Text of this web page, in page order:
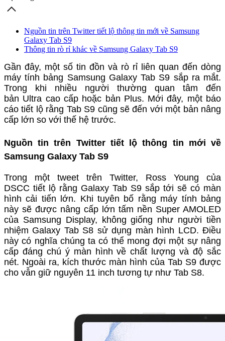
Nguồn tin trên Twitter tiết lộ thông tin mới về Samsung
Galaxy Tab S9
Thông tin rò rỉ khác về Samsung Galaxy Tab S9
Gần đây, một số tin đồn và rò rỉ liên quan đến dòng
máy tính bảng Samsung Galaxy Tab S9 sắp ra mắt.
Trong khi nhiều người thường quan tâm đến
bản Ultra cao cấp hoặc bản Plus. Mới đây, một báo
cáo tiết lộ rằng Tab S9 cũng sẽ đến với một bản nâng
cấp lớn so với thế hệ trước.
Nguồn tin trên Twitter tiết lộ thông tin mớivề
Samsung Galaxy Tab S9
Trong một tweet trên Twitter, Ross Young của
DSCC tiết lộ rằng Galaxy Tab S9 sắp tới sẽ có màn
hình cải tiến lớn. Khi tuyên bố rằng máy tính bảng
này sẽ được nâng cấp lớn tấm nền Super AMOLED
của Samsung Display, không giống như người tiền
nhiệm Galaxy Tab S8 sử dụng màn hình LCD. Điều
này có nghĩa chúng ta có thể mong đợi một sự nâng
cấp đáng chú ý màn hình về chất lượng và độ sắc
nét. Ngoài ra, kích thước màn hình của Tab S9 được
cho vẫn giữ nguyên 11 inch tương tự như Tab S8.